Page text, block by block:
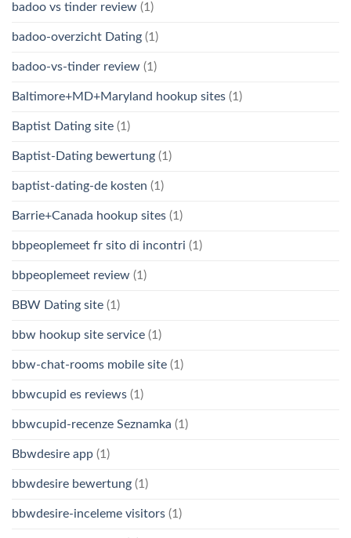
badoo vs tinder review (1)
badoo-overzicht Dating (1)
badoo-vs-tinder review (1)
Baltimore+MD+Maryland hookup sites (1)
Baptist Dating site (1)
Baptist-Dating bewertung (1)
baptist-dating-de kosten (1)
Barrie+Canada hookup sites (1)
bbpeoplemeet fr sito di incontri (1)
bbpeoplemeet review (1)
BBW Dating site (1)
bbw hookup site service (1)
bbw-chat-rooms mobile site (1)
bbwcupid es reviews (1)
bbwcupid-recenze Seznamka (1)
Bbwdesire app (1)
bbwdesire bewertung (1)
bbwdesire-inceleme visitors (1)